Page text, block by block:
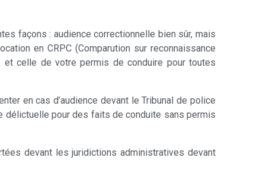
façons : audience correctionnelle bien sûr, mais
en CRPC (Comparution sur reconnaissance
celle de votre permis de conduire pour toutes
en cas d’audience devant le Tribunal de police
délictuelle pour des faits de conduite sans permis
devant les juridictions administratives devant